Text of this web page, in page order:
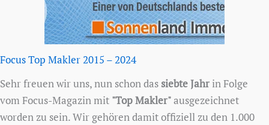
Focus Top Makler 2015 – 2024
Sehr freuen wir uns, nun schon das siebte Jahr in Folge
vom Focus-Magazin mit "Top Makler"ausgezeichnet
worden zu sein. Wir gehören damit offiziell zu den 1.000